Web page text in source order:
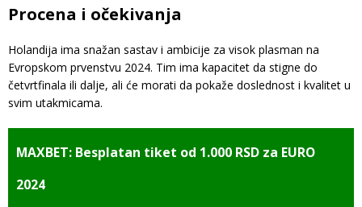
Procena i očekivanja
Holandija ima snažan sastav i ambicije za visok plasman na
Evropskom prvenstvu 2024. Tim ima kapacitet da stigne do
četvrtfinala ili dalje, ali će morati da pokaže doslednost i kvalitet u
svim utakmicama.
MAXBET: Besplatan tiket od 1.000 RSD za EURO
2024